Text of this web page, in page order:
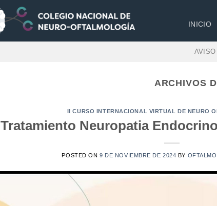
INICIO
ARCHIVOS
II CURSO INTERNACIONAL VIRTUAL DE NEURO
Tratamiento Neuropatia
POSTED ON9 DE NOVIEMBRE DE 2024 BY